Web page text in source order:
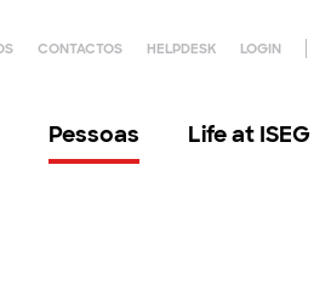
CONTACTOS HELPDESK LOGIN
Pessoas Life at ISEG